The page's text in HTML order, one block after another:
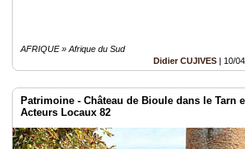
AFRIQUE » Afrique du Sud
Didier CUJIVES | 10/
Patrimoine - Château de Bioule dans le Tarn
Acteurs Locaux 82